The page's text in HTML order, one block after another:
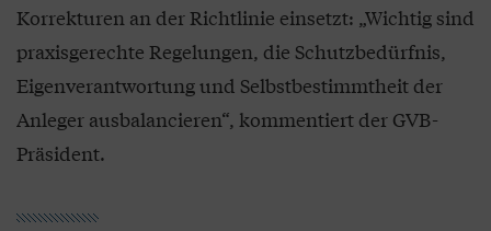
Korrekturen an der Richtlinie einsetzt: „Wichtig sind
praxisgerechte Regelungen, die Schutzbedürfnis,
Eigenverantwortung und Selbstbestimmtheit der
Anleger ausbalancieren“, kommentiert der GVB-
Präsident.